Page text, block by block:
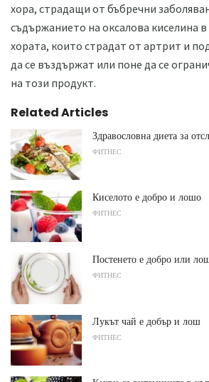
хора, страдащи от бъбречни
съдържанието на оксалова киселина
хората, които страдат от артрит и
да се въздържат или поне да се
на този продукт.
Related Articles
Здравословна диета за
ФИТНЕС
Киселото е добро и лошо
ФИТНЕС
Постенето е добро или
ФИТНЕС
Лукът чай е добър и лош
ФИТНЕС